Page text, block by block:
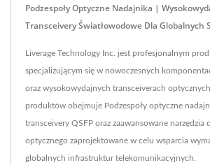
Podzespoły Optyczne Nadajnika |
Transceivery Światłowodowe Dla Globalnych
Liverage Technology Inc. jest profesjonalnym
specjalizującym się w nowoczesnych
oraz wysokowydajnych transceiverach
produktów obejmuje Podzespoły optyczne
transceivery QSFP oraz zaawansowane narzędzia
optycznego zaprojektowane w celu wsparcia
globalnych infrastruktur telekomunikacyjnych.